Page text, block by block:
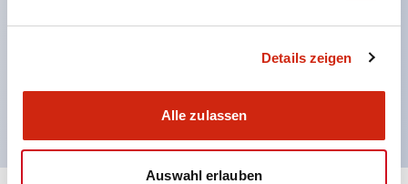
Details zeigen
Alle zulassen
Auswahl erlauben